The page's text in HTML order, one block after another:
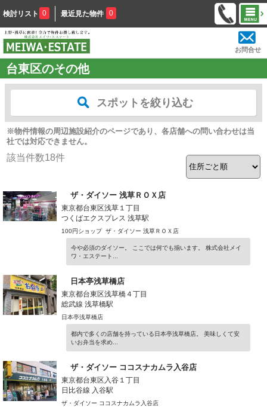
検討リスト 0 最近見た物件 0
お問合せ
台東区のその他
スポットを絞り込む
※物件情報の周辺施設紹介のページであり、各店舗への問い合わせは当
社では対応できません。
該当件数18件
ザ・ダイソー 浅草ＲＯＸ店
東京都台東区浅草１丁目
つくばエクスプレス 浅草駅
100円ショップ ザ・ダイソー 浅草ＲＯＸ店
今や必須のダイソー。 ここでは何でも揃います。 株式会社メイ
ワ・エステート...
日本亭浅草橋店
東京都台東区浅草橋４丁目
総武線 浅草橋駅
日本亭浅草橋店
都内で多くの店舗を持っている日本亭浅草橋店。 美味しくて安
いお弁当を求め...
ザ・ダイソー ココスナカムラ入谷店
東京都台東区入谷１丁目
日比谷線 入谷駅
ザ・ダイソー ココスナカムラ入谷店